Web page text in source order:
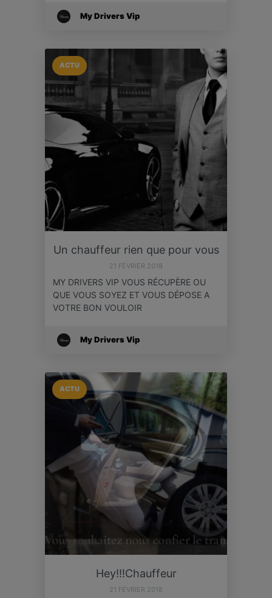
My Drivers Vip
ACTU
Un chauffeur rien que pour vous
21 FÉVRIER 2018
MY DRIVERS VIP VOUS RÉCUPÈRE OU
QUE VOUS SOYEZ ET VOUS DÉPOSE A
VOTRE BON VOULOIR
My Drivers Vip
ACTU
Hey!!!Chauffeur
21 FÉVRIER 2018